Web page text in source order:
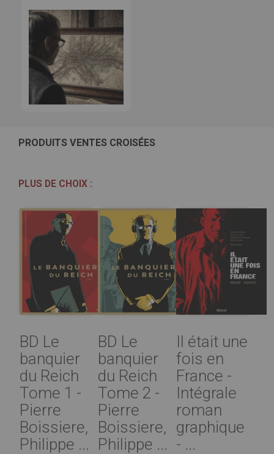
PRODUITS VENTES CROISÉES
PLUS DE CHOIX :
BD Le
banquier
du Reich
Tome 1 -
Pierre
Boissiere,
Philippe ...
BD Le
banquier
du Reich
Tome 2 -
Pierre
Boissiere,
Philippe ...
Il était une
fois en
France -
Intégrale
roman
graphique
- ...